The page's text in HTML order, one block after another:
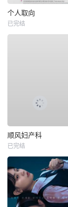
个人取向
已完结
顺风妇产科
已完结